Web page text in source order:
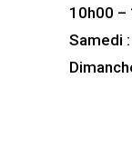
10h00 –
Samedi